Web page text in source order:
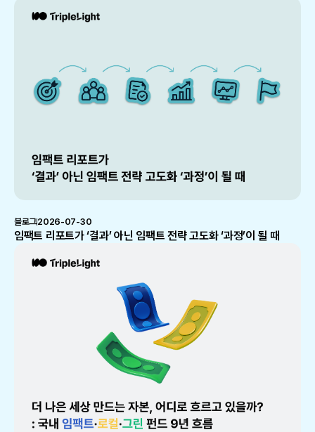
블로그2026-07-30
임팩트 리포트가 ‘결과’ 아닌 임팩트 전략 고도화 ‘과정’이 될 때